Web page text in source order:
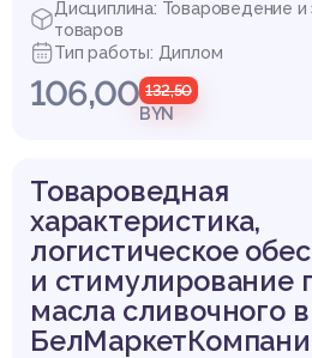
Приложение Г Отчет о продаже и
од
Приложение Д Анализ маркировки
Приложение Е Анализ
ба
Выдержка из работы
Дисциплина: Товароведение и
товаров
Тип работы: Диплом
106,00 132,50
BYN
Товароведная
характеристика,
логистическое
и стимулирование
масла сливочного
БелМаркетКомпани